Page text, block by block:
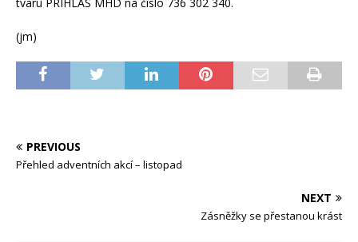
tvaru PRIHLAS MHD na číslo 736 302 340.
(jm)
PREVIOUS
Přehled adventních akcí – listopad
NEXT
Zásněžky se přestanou krást